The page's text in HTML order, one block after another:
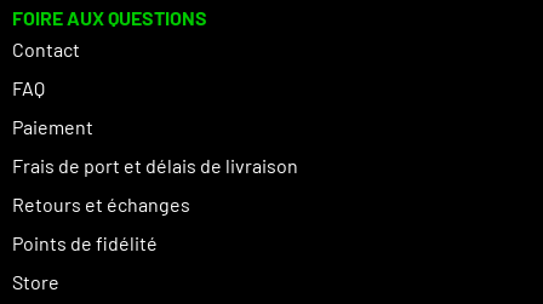
FOIRE AUX QUESTIONS
Contact
FAQ
Paiement
Frais de port et délais de livraison
Retours et échanges
Points de fidélité
Store